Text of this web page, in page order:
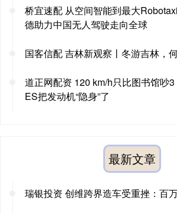
桥宜速配 从空间智能到最大
德助力中国无人驾驶走向全球
国客信配 吉林新观察丨冬游吉林，
道正网配资 120 km/h只比图书馆吵
ES把发动机“隐身”了
最新文章
瑞银投资 创维跨界造车受重挫：百